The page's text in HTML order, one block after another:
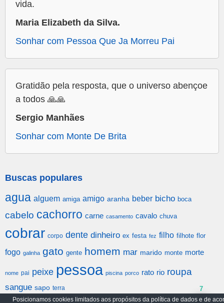
vida.
Maria Elizabeth da Silva.
Sonhar com Pessoa Que Ja Morreu Pai
Gratidão pela resposta, que o universo abençoe
a todos 🙏🙏
Sergio Manhães
Sonhar com Monte De Brita
Buscas populares
agua alguem amiga amigo aranha beber bicho boca
cabelo cachorro carne casamento cavalo chuva
cobrar corpo dente dinheiro ex festa fez filho filhote flor
fogo galinha gato gente homem mar marido monte morte
nome pai peixe pessoa piscina porco rato rio roupa
sangue sapo terra
Posicionamos cookies limitados aos propósitos da política de dados e de
7